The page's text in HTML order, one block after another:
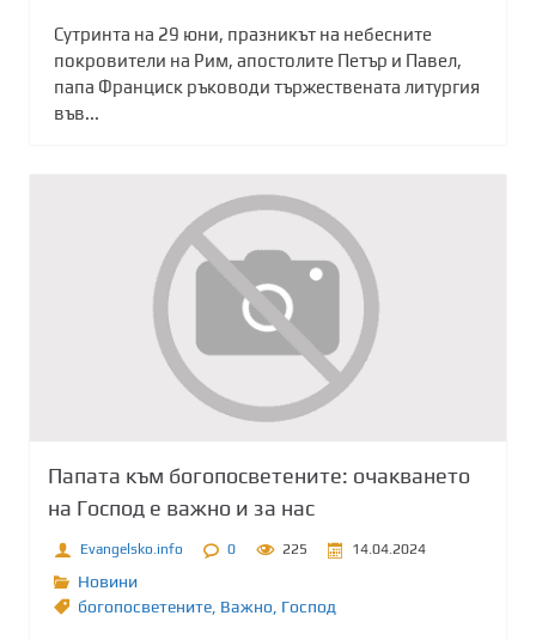
Сутринта на 29 юни, празникът на небесните
покровители на Рим, апостолите Петър и Павел,
папа Франциск ръководи тържествената литургия
във...
Папата към богопосветените: очакването
на Господ е важно и за нас
Evangelsko.info 0 225 14.04.2024
Новини
богопосветените Важно Господ